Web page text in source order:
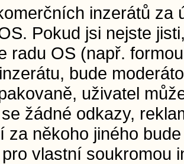
inzerátů za
Pokud jsi nejste
radu OS (např.
bude
uživatel
žádné odkazy,
za někoho jiného
vlastní soukromou